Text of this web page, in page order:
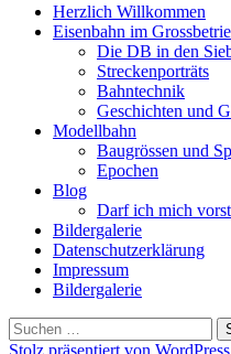
Herzlich Willkommen
Eisenbahn im
Die DB in den
Streckenporträts
Bahntechnik
Geschichten und
Modellbahn
Baugrössen und
Epochen
Blog
Darf ich mich
Bildergalerie
Datenschutzerklärung
Impressum
Bildergalerie
Suchen
nach:
Stolz präsentiert von WordPress